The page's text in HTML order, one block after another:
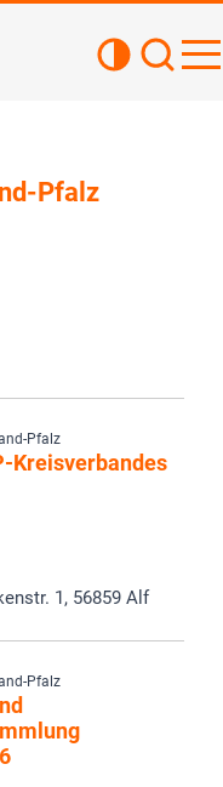
Pfalz
Pfalz
Kreisverbandes
1, 56859 Alf
Pfalz